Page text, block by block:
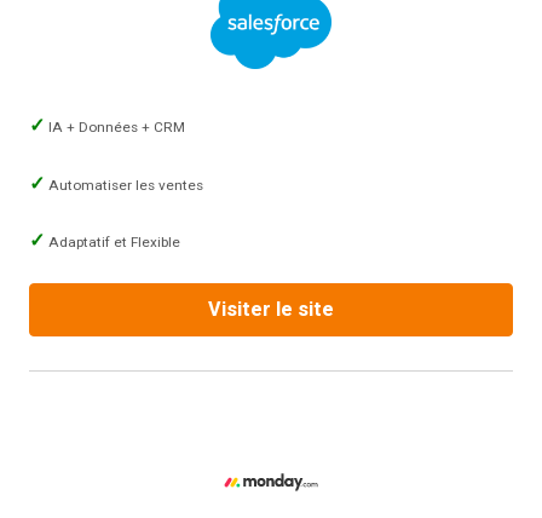
IA + Données + CRM
Automatiser les ventes
Adaptatif et Flexible
Visiter le site